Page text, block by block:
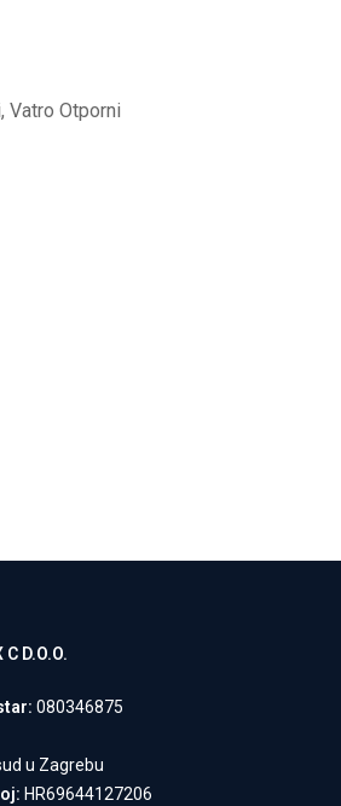
, Vatro Otporni
C D.O.O.
080346875
u Zagrebu
HR69644127206